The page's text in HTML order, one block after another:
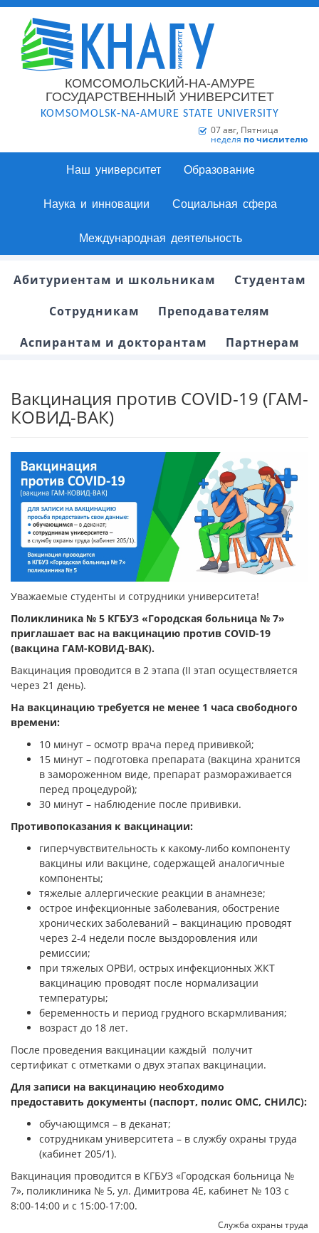
КОМСОМОЛЬСКИЙ-НА-АМУРЕ
ГОСУДАРСТВЕННЫЙ УНИВЕРСИТЕТ
KOMSOMOLSK-NA-AMURE STATE UNIVERSITY
07 авг, Пятница
неделя по числителю
Наш университет Образование
Наука и инновации Социальная сфера
Международная деятельность
Абитуриентам и школьникам
Студентам
Сотрудникам
Преподавателям
Аспирантам и докторантам
Партнерам
Вакцинация против COVID-19 (ГАМ-
КОВИД-ВАК)
Уважаемые студенты и сотрудники университета!
Поликлиника № 5 КГБУЗ «Городская больница № 7»
приглашает вас на вакцинацию против COVID-19
(вакцина ГАМ-КОВИД-ВАК).
Вакцинация проводится в 2 этапа (II этап осуществляется
через 21 день).
На вакцинацию требуется не менее 1 часа свободного
времени:
10 минут – осмотр врача перед прививкой;
15 минут – подготовка препарата (вакцина хранится
в замороженном виде, препарат размораживается
перед процедурой);
30 минут – наблюдение после прививки.
Противопоказания к вакцинации:
гиперчувствительность к какому-либо компоненту
вакцины или вакцине, содержащей аналогичные
компоненты;
тяжелые аллергические реакции в анамнезе;
острое инфекционные заболевания, обострение
хронических заболеваний – вакцинацию проводят
через 2-4 недели после выздоровления или
ремиссии;
при тяжелых ОРВИ, острых инфекционных ЖКТ
вакцинацию проводят после нормализации
температуры;
беременность и период грудного вскармливания;
возраст до 18 лет.
После проведения вакцинации каждый получит
сертификат с отметками о двух этапах вакцинации.
Для записи на вакцинацию необходимо
предоставить документы (паспорт, полис ОМС, СНИЛС):
обучающимся – в деканат;
сотрудникам университета – в службу охраны труда
(кабинет 205/1).
Вакцинация проводится в КГБУЗ «Городская больница №
7», поликлиника № 5, ул. Димитрова 4Е, кабинет № 103 с
8:00-14:00 и с 15:00-17:00.
Служба охраны труда